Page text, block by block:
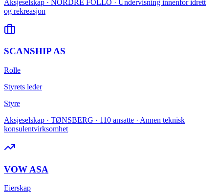
Aksjeselskap · NORDRE FOLLO · Undervisning innenfor idrett
og rekreasjon
SCANSHIP AS
Rolle
Styrets leder
Styre
Aksjeselskap · TØNSBERG · 110 ansatte · Annen teknisk
konsulentvirksomhet
VOW ASA
Eierskap